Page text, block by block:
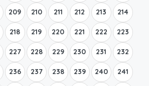
209 210 211 212 213 214
218 219 220 221 222 223
227 228 229 230 231 232
236 237 238 239 240 241